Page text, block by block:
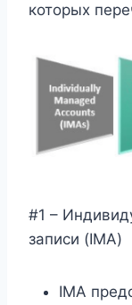
которых
#1 –
записи (IMA)
IMA